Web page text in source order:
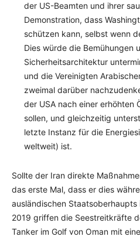
der US-Beamten und ihrer
Demonstration, dass
schützen kann, selbst wenn
Dies würde die Bemühungen
Sicherheitsarchitektur
und die Vereinigten
zweimal darüber
der USA nach einer erhöhten
sollen, und gleichzeitig
letzte Instanz für die
weltweit) ist.
Sollte der Iran direkte
das erste Mal, dass er dies
ausländischen
2019 griffen die Seestreitkräfte
Tanker im Golf von Oman mit